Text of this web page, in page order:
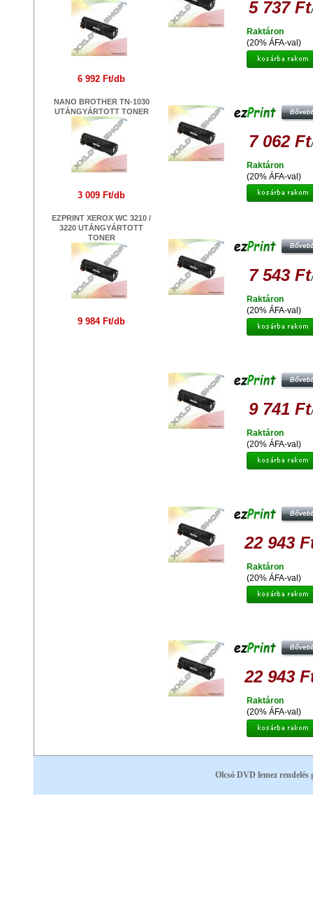
6 992 Ft/db
NANO BROTHER TN-1030
UTÁNGYÁRTOTT TONER
3 009 Ft/db
EZPRINT XEROX WC 3210 /
3220 UTÁNGYÁRTOTT
TONER
9 984 Ft/db
5 737 Ft
(20% ÁFA-val)
Raktáron
7 062 Ft
(20% ÁFA-val)
Raktáron
7 543 Ft
(20% ÁFA-val)
Raktáron
9 741 Ft
(20% ÁFA-val)
Raktáron
22 943
(20% ÁFA-val)
Raktáron
22 943
(20% ÁFA-val)
Raktáron
Olcsó DVD lemez